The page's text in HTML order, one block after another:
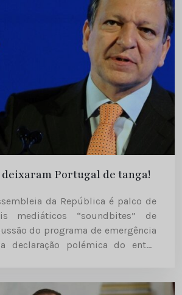
deixaram Portugal de tanga!
da República é palco de
mediáticos “soundbites” de
do programa de emergência
declaração polémica do então